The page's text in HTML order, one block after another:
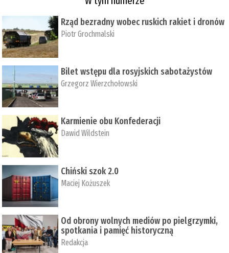
Rząd bezradny wobec ruskich rakiet i dronów
Piotr Grochmalski
Bilet wstępu dla rosyjskich sabotażystów
Grzegorz Wierzchołowski
Karmienie obu Konfederacji
Dawid Wildstein
Chiński szok 2.0
Maciej Kożuszek
Od obrony wolnych mediów po pielgrzymki,
spotkania i pamięć historyczną
Redakcja